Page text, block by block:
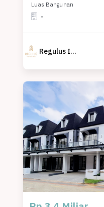
Luas Bangunan
-
Regulus Inspira Land